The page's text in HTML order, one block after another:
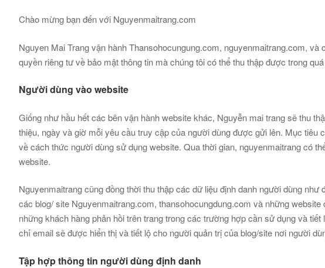
Chào mừng bạn đến với Nguyenmaitrang.com
Nguyen Mai Trang vận hành Thansohocungung.com, nguyenmaitrang.com,
quyền riêng tư về bảo mật thông tin mà chúng tôi có thể thu thập được trong
Người dùng vào website
Giống như hầu hết các bên vận hành website khác, Nguyễn mai trang sẽ thu
thiệu, ngày và giờ mỗi yêu cầu truy cập của người dùng được gửi lên. Mục
về cách thức người dùng sử dụng website. Qua thời gian, nguyenmaitrang có
website.
Nguyenmaitrang cũng đồng thời thu thập các dữ liệu định danh người dùng
các blog/ site Nguyenmaitrang.com, thansohocungdung.com và những
những khách hàng phản hồi trên trang trong các trường hợp cần sử dụng và
chỉ email sẽ được hiển thị và tiết lộ cho người quản trị của blog/site nơi người
Tập hợp thông tin người dùng định danh